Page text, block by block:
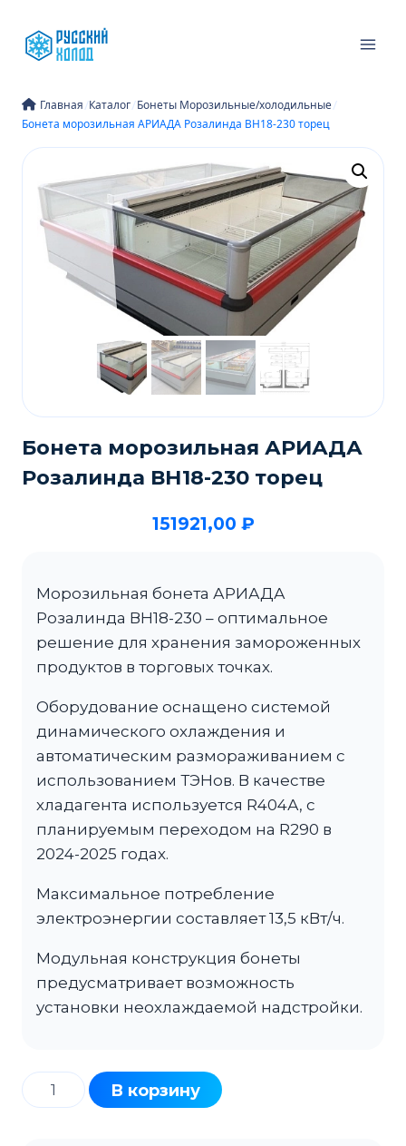
содержимому
Главная/Каталог/Бонеты Морозильные/холодильные/
Бонета морозильная АРИАДА Розалинда ВН18-230 торец
Бонета морозильная АРИАДА
Розалинда ВН18-230 торец
151921,00 ₽
Морозильная бонета АРИАДА
Розалинда ВН18-230 – оптимальное
решение для хранения замороженных
продуктов в торговых точках.
Оборудование оснащено системой
динамического охлаждения и
автоматическим размораживанием с
использованием ТЭНов. В качестве
хладагента используется R404А, с
планируемым переходом на R290 в
2024-2025 годах.
Максимальное потребление
электроэнергии составляет 13,5 кВт/ч.
Модульная конструкция бонеты
предусматривает возможность
установки неохлаждаемой надстройки.
Количество
товара
В корзину